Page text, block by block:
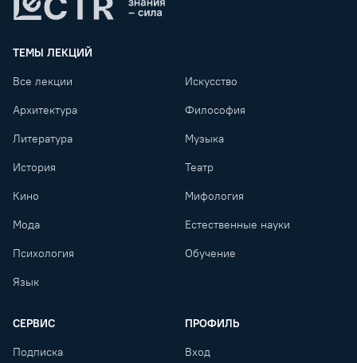
ТЕМЫ ЛЕКЦИЙ
Все лекции Искусство
Архитектура Философия
Литература Музыка
История Театр
Кино Мифология
Мода Естественные науки
Психология Обучение
Язык
СЕРВИС
Подписка
ПРОФИЛЬ
Вход